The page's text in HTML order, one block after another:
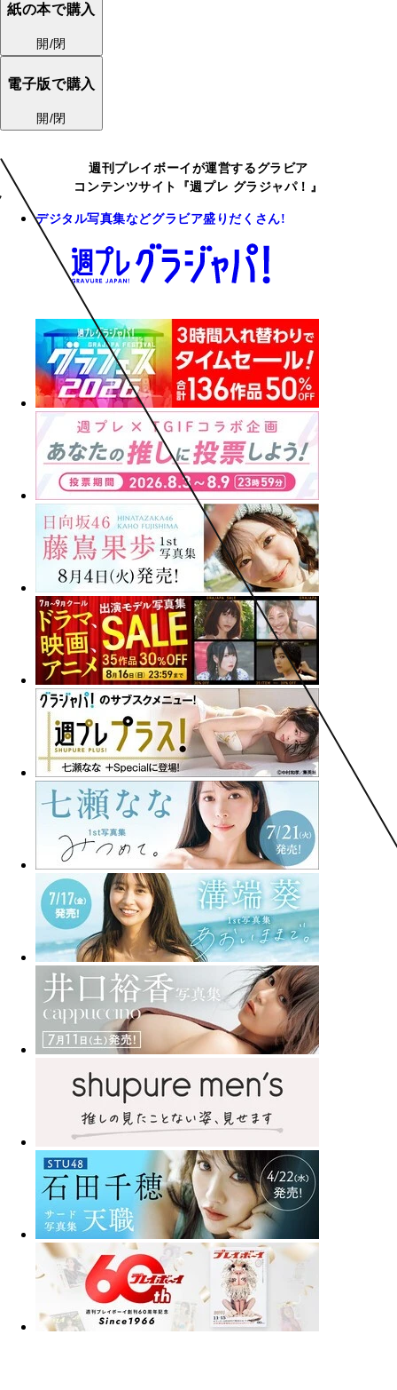
紙の本で購入
開/閉
電子版で購入
開/閉
週刊プレイボーイが運営するグラビア
コンテンツサイト『週プレ グラジャパ！』
デジタル写真集などグラビア盛りだくさん!